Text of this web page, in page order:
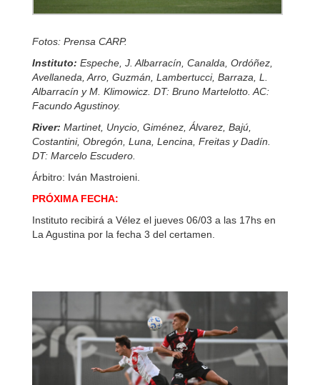
Fotos: Prensa CARP.
Instituto: Espeche, J. Albarracín, Canalda, Ordóñez,
Avellaneda, Arro, Guzmán, Lambertucci, Barraza, L.
Albarracín y M. Klimowicz. DT: Bruno Martelotto. AC:
Facundo Agustinoy.
River: Martinet, Unycio, Giménez, Álvarez, Bajú,
Costantini, Obregón, Luna, Lencina, Freitas y Dadín.
DT: Marcelo Escudero.
Árbitro: Iván Mastroieni.
PRÓXIMA FECHA:
Instituto recibirá a Vélez el jueves 06/03 a las 17hs en
La Agustina por la fecha 3 del certamen.